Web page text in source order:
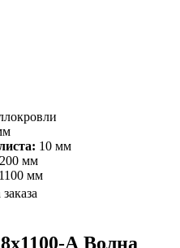
10 мм
мм
1100 мм
А Волна